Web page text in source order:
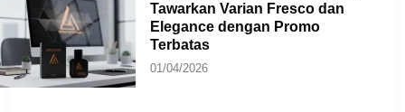
Tawarkan Varian Fresco dan
Elegance dengan Promo
Terbatas
01/04/2026